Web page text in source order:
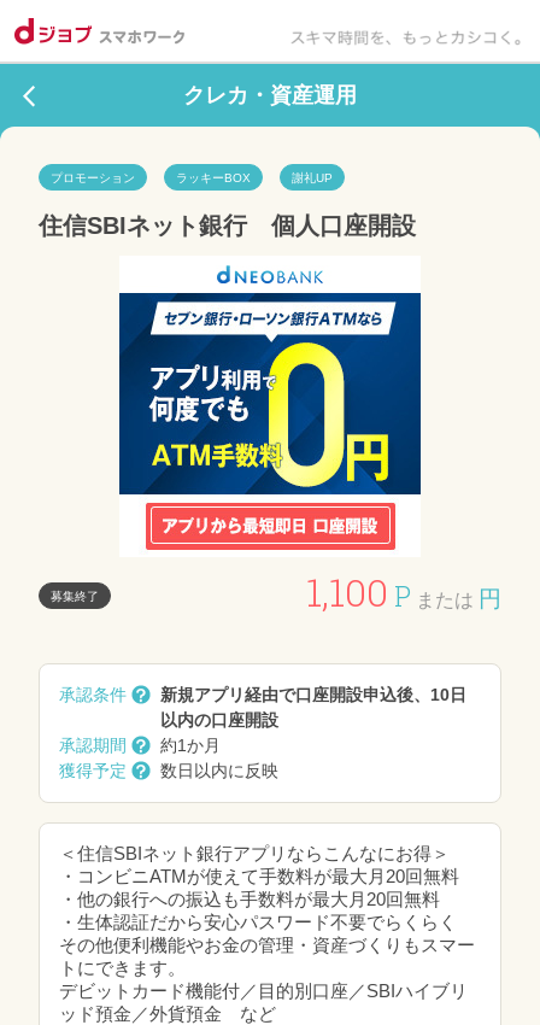
クレカ・資産運用
プロモーション ラッキーBOX 謝礼UP
住信SBIネット銀行　個人口座開設
募集終了 1,100 P または 円
承認条件
新規アプリ経由で口座開設申込後、10日
以内の口座開設
承認期間
約1か月
獲得予定
数日以内に反映
＜住信SBIネット銀行アプリならこんなにお得＞
・コンビニATMが使えて手数料が最大月20回無料
・他の銀行への振込も手数料が最大月20回無料
・生体認証だから安心パスワード不要でらくらく
その他便利機能やお金の管理・資産づくりもスマー
トにできます。
デビットカード機能付／目的別口座／SBIハイブリ
ッド預金／外貨預金 など